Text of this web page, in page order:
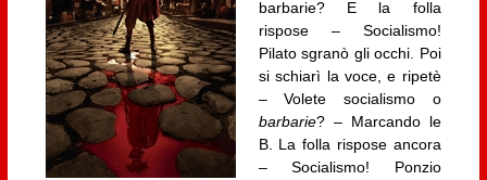
barbarie? E la folla
rispose – Socialismo!
Pilato sgranò gli occhi. Poi
si schiarì la voce, e ripetè
– Volete socialismo o
barbarie? – Marcando le
B. La folla rispose ancora
– Socialismo! Ponzio